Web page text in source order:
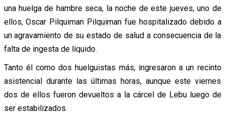
una huelga de hambre seca, la noche de este jueves, uno de
ellos, Oscar Pilquiman Pilquiman fue hospitalizado debido a
un agravamiento de su estado de salud a consecuencia de la
falta de ingesta de líquido.
Tanto él como dos huelguistas más, ingresaron a un recinto
asistencial durante las últimas horas, aunque este viernes
dos de ellos fueron devueltos a la cárcel de Lebu luego de
ser estabilizados.